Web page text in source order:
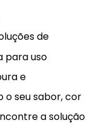
de
para uso
e
o seu sabor, cor
a solução